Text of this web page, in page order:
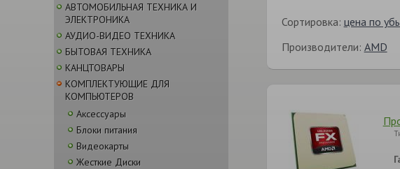
АВТОМОБИЛЬНАЯ ТЕХНИКА И
ЭЛЕКТРОНИКА
АУДИО-ВИДЕО ТЕХНИКА
БЫТОВАЯ ТЕХНИКА
КАНЦТОВАРЫ
КОМПЛЕКТУЮЩИЕ ДЛЯ
КОМПЬЮТЕРОВ
Аксессуары
Блоки питания
Видеокарты
Жесткие Диски
Сортировка: цена по
Производители: AMD